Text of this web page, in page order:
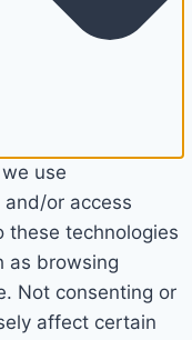
use
or access
these technologies
as browsing
Not consenting or
affect certain